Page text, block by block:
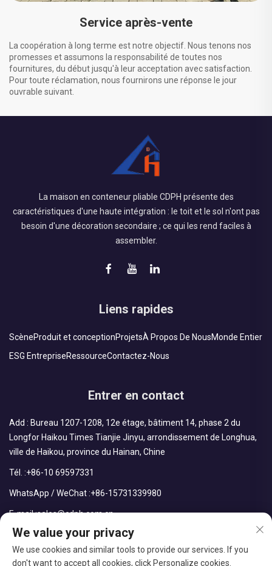
Service après-vente
La coopération à long terme est notre objectif. Nous tenons nos
promesses et assumons la responsabilité de toutes nos
fournitures, du début jusqu'à leur acceptation avec satisfaction.
Pour toute réclamation, nous fournirons une réponse le jour
ouvrable suivant.
La maison en conteneur pliable CDPH présente des
caractéristiques d'une haute intégration : le toit et le sol n'ont pas
besoin d'une décoration secondaire ; ce qui les rend faciles à
assembler.
Liens rapides
ScèneProduit et conceptionProjetsÀ Propos De NousMonde Entier
ESG EntrepriseRessourceContactez-Nous
Entrer en contact
Add : Bureau 1207-1208, 12e étage, bâtiment 14, phase 2 du
Longfor Haikou Times Tianjie Jinyu, arrondissement de Longhua,
ville de Haikou, province du Hainan, Chine
Tél. :+86-10 69597331
WhatsApp / WeChat :+86-15731339980
E-mail :sales@cdph.com.cn
We value your privacy
We use cookies and similar tools to provide our services. If you
don't want to accept all cookies, click Personalize cookies.